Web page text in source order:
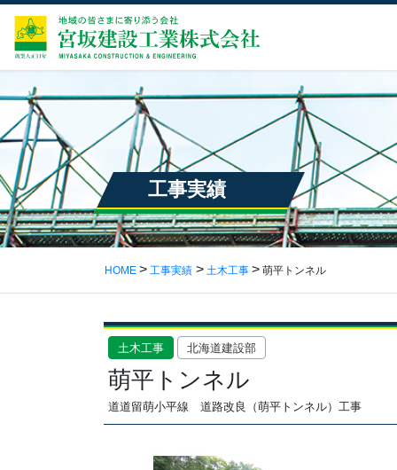
工事実績
HOME 工事実績 土木工事 萌平トンネル
土木工事 北海道建設部
萌平トンネル
道道留萌小平線 道路改良（萌平トンネル）工事